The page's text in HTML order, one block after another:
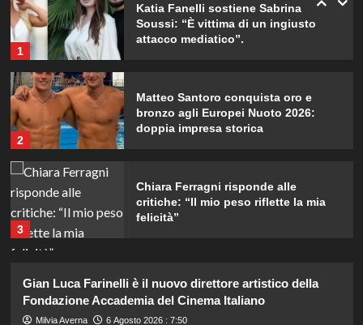
1
Katia Fanelli sostiene Sabrina
Soussi: “È vittima di un ingiusto
attacco mediatico”.
2
Matteo Santoro conquista oro e
bronzo agli Europei Nuoto 2026:
doppia impresa storica
3
Chiara Ferragni risponde alle
critiche: “Il mio peso riflette la mia
felicità”
4
una mancanza rivela le sue priorità
con il terzo bambino.
Gian Luca Farinelli è il nuovo direttore artistico della
Fondazione Accademia del Cinema Italiano
Milvia Averna 6 Agosto 2026 : 7:50